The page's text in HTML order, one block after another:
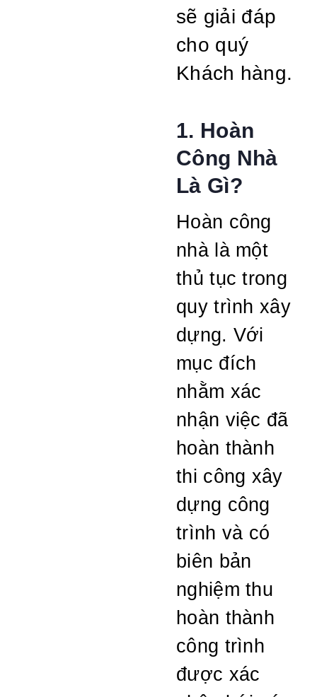
sẽ giải đáp
cho quý
Khách hàng.
1. Hoàn
Công Nhà
Là Gì?
Hoàn công
nhà là một
thủ tục trong
quy trình xây
dựng. Với
mục đích
nhằm xác
nhận việc đã
hoàn thành
thi công xây
dựng công
trình và có
biên bản
nghiệm thu
hoàn thành
công trình
được xác